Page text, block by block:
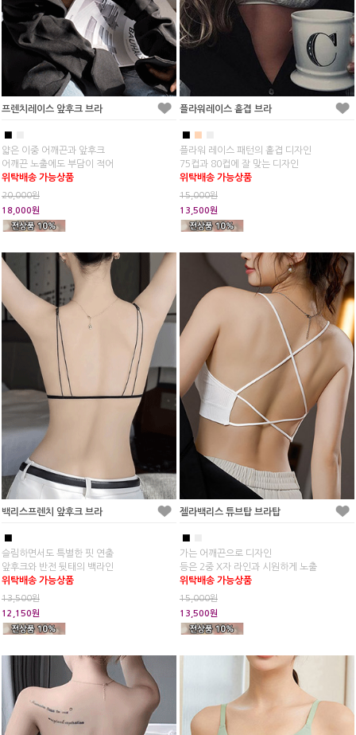
프렌치레이스 앞후크 브라
■
얇은 이중 어깨끈과 앞후크
어깨끈 노출에도 부담이 적어
위탁배송 가능상품
20,000원
18,000원
플라워레이스 홑겹 브라
■
플라워 레이스 패턴의 홑겹 디자인
75컵과 80컵에 잘 맞는 디자인
위탁배송 가능상품
15,000원
13,500원
백리스프렌치 앞후크 브라
■
슬림하면서도 특별한 핏 연출
앞후크와 반전 뒷태의 백라인
위탁배송 가능상품
13,500원
12,150원
젤라백리스 튜브탑 브라탑
■
가는 어깨끈으로 디자인
등은 2중 X자 라인과 시원하게 노출
위탁배송 가능상품
15,000원
13,500원